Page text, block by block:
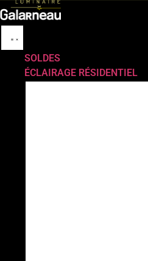
SOLDES
ÉCLAIRAGE RÉSIDENTIEL